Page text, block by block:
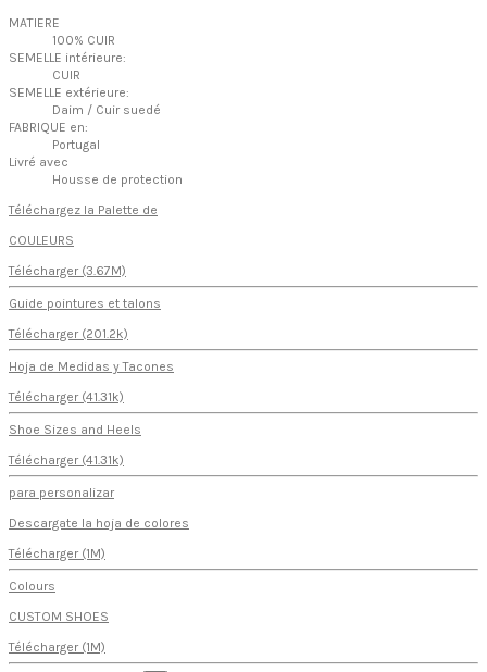
MATIERE
100% CUIR
SEMELLE intérieure:
CUIR
SEMELLE extérieure:
Daim / Cuir suedé
FABRIQUE en:
Portugal
Livré avec
Housse de protection
Téléchargez la Palette de
COULEURS
Télécharger (3.67M)
Guide pointures et talons
Télécharger (201.2k)
Hoja de Medidas y Tacones
Télécharger (41.31k)
Shoe Sizes and Heels
Télécharger (41.31k)
para personalizar
Descargate la hoja de colores
Télécharger (1M)
Colours
CUSTOM SHOES
Télécharger (1M)